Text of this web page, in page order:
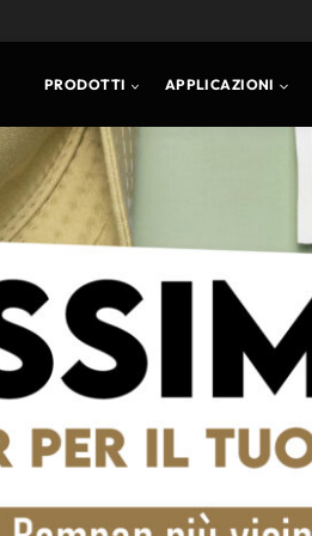
PRODOTTI APPLICAZIONI